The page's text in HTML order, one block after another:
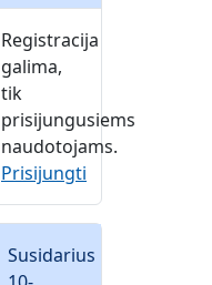
Registracija
galima,
tik
prisijungusiems
naudotojams.
Prisijungti
Susidarius